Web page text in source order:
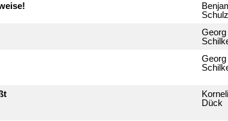
Schulz
Georg
Georg
Dück